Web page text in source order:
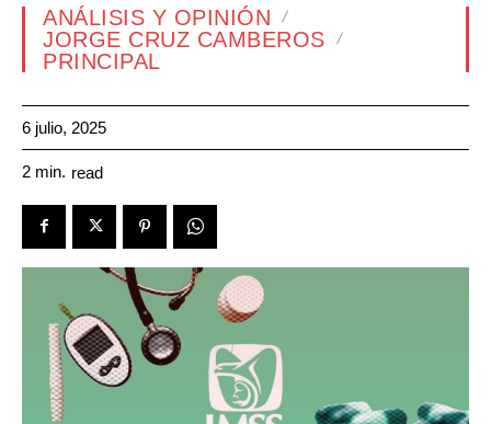
ANÁLISIS Y OPINIÓN
JORGE CRUZ CAMBEROS
PRINCIPAL
6 julio, 2025
2 min. read